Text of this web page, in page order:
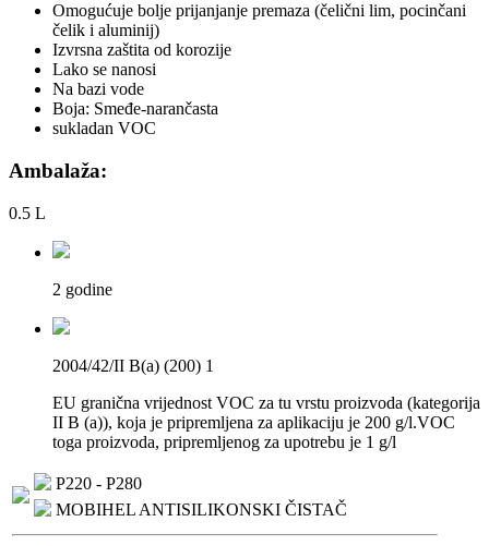
Omogućuje bolje prijanjanje premaza (čelični lim, pocinčani
čelik i aluminij)
Izvrsna zaštita od korozije
Lako se nanosi
Na bazi vode
Boja: Smeđe-narančasta
sukladan VOC
Ambalaža:
0.5 L
2 godine
2004/42/II B(a) (200) 1
EU granična vrijednost VOC za tu vrstu proizvoda (kategorija
II B (a)), koja je pripremljena za aplikaciju je 200 g/l.VOC
toga proizvoda, pripremljenog za upotrebu je 1 g/l
P220 - P280
MOBIHEL ANTISILIKONSKI ČISTAČ